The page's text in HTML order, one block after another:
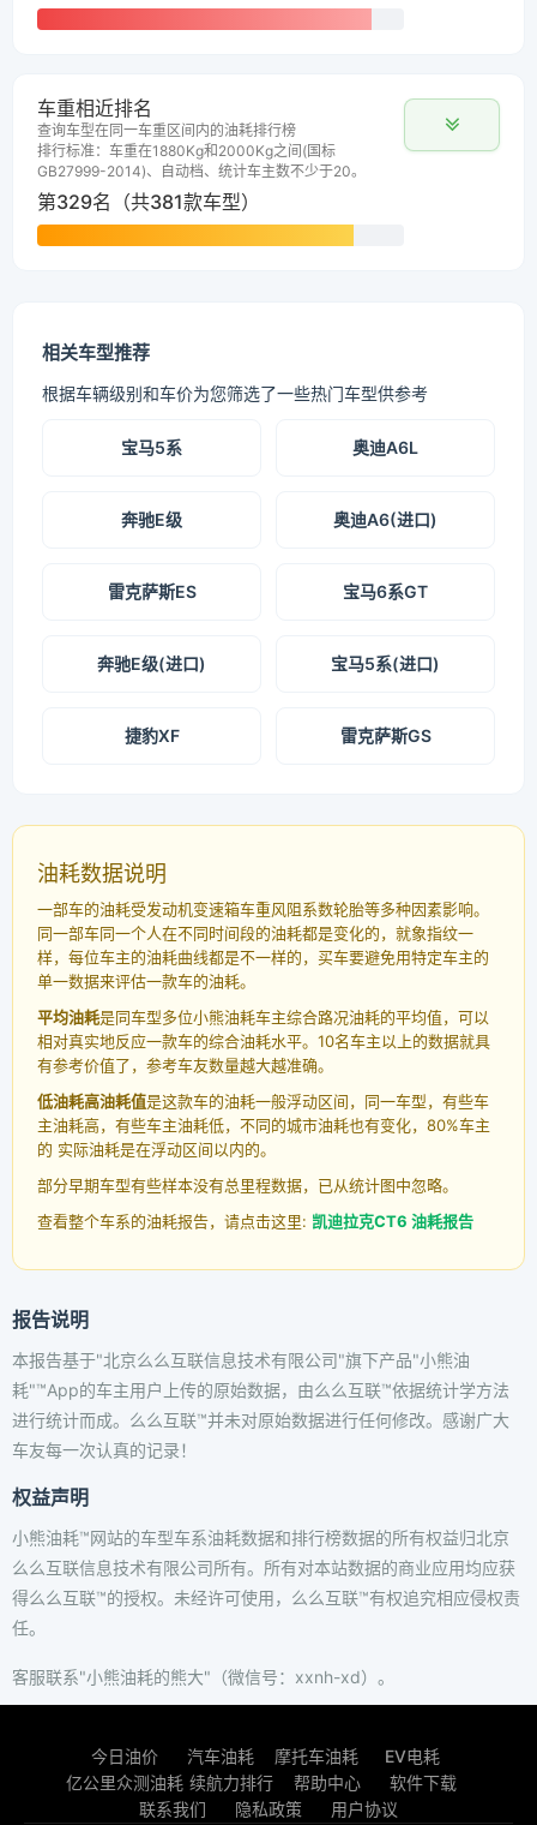
车重相近排名
查询车型在同一车重区间内的油耗排行榜
排行标准：车重在1880Kg和2000Kg之间(国标
GB27999-2014)、自动档、统计车主数不少于20。
第329名（共381款车型）
相关车型推荐
根据车辆级别和车价为您筛选了一些热门车型供参考
宝马5系 奥迪A6L
奔驰E级 奥迪A6(进口)
雷克萨斯ES 宝马6系GT
奔驰E级(进口) 宝马5系(进口)
捷豹XF 雷克萨斯GS
油耗数据说明
一部车的油耗受发动机变速箱车重风阻系数轮胎等多种因素影响。
同一部车同一个人在不同时间段的油耗都是变化的，就象指纹一
样，每位车主的油耗曲线都是不一样的，买车要避免用特定车主的
单一数据来评估一款车的油耗。
平均油耗是同车型多位小熊油耗车主综合路况油耗的平均值，可以
相对真实地反应一款车的综合油耗水平。10名车主以上的数据就具
有参考价值了，参考车友数量越大越准确。
低油耗高油耗值是这款车的油耗一般浮动区间，同一车型，有些车
主油耗高，有些车主油耗低，不同的城市油耗也有变化，80%车主
的 实际油耗是在浮动区间以内的。
部分早期车型有些样本没有总里程数据，已从统计图中忽略。
查看整个车系的油耗报告，请点击这里: 凯迪拉克CT6 油耗报告
报告说明
本报告基于"北京么么互联信息技术有限公司"旗下产品"小熊油
耗"™App的车主用户上传的原始数据，由么么互联™依据统计学方法
进行统计而成。么么互联™并未对原始数据进行任何修改。感谢广大
车友每一次认真的记录！
权益声明
小熊油耗™网站的车型车系油耗数据和排行榜数据的所有权益归北京
么么互联信息技术有限公司所有。所有对本站数据的商业应用均应获
得么么互联™的授权。未经许可使用，么么互联™有权追究相应侵权责
任。
客服联系"小熊油耗的熊大"（微信号：xxnh-xd）。
今日油价 汽车油耗 摩托车油耗
EV电耗
亿公里众测油耗 续航力排行 帮助中心
软件下载
联系我们
隐私政策 用户协议